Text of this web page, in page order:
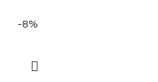
-8%